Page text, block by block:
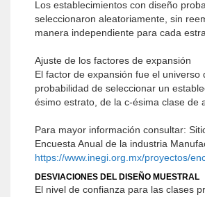
Los establecimientos con diseño
seleccionaron aleatoriamente, sin
manera independiente para cada
Ajuste de los factores de expansión
El factor de expansión fue el universo
probabilidad de seleccionar un
ésimo estrato, de la c-ésima clase de
Para mayor información consultar:
Encuesta Anual de la industria
https://www.inegi.org.mx/proyectos/
DESVIACIONES DEL DISEÑO MUESTRAL
El nivel de confianza para las clases